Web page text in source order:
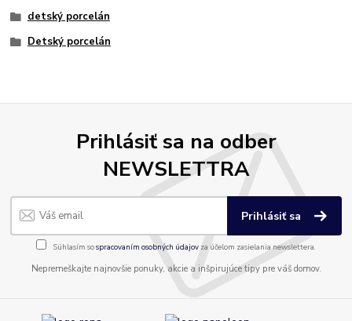
detský porcelán
Detský porcelán
Prihlásiť sa na odber
NEWSLETTRA
Prihlásiť sa
Súhlasím sospracovaním osobných údajov za účelom zasielania newslettera.
Nepremeškajte najnovšie ponuky, akcie a inšpirujúce tipy pre váš domov.